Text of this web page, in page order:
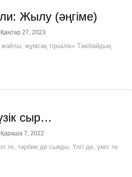
Жылу (әңгіме)
Қаңтар 27, 2023
жұмсақ тіршілік» Тәкібайдың
сыр…
Қараша 7, 2022
те, тәрбие де сыяды. Үлгі де, үміт те.